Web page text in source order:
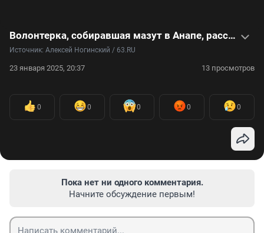
Волонтерка, собиравшая мазут в Анапе, рассказала, что ее шокировало больше всего, — видео
Источник: Алексей Ногинский / 63.RU
23 января 2025, 20:37 13 просмотров
0 0 0 0 0
Пока нет ни одного комментария.
Начните обсуждение первым!